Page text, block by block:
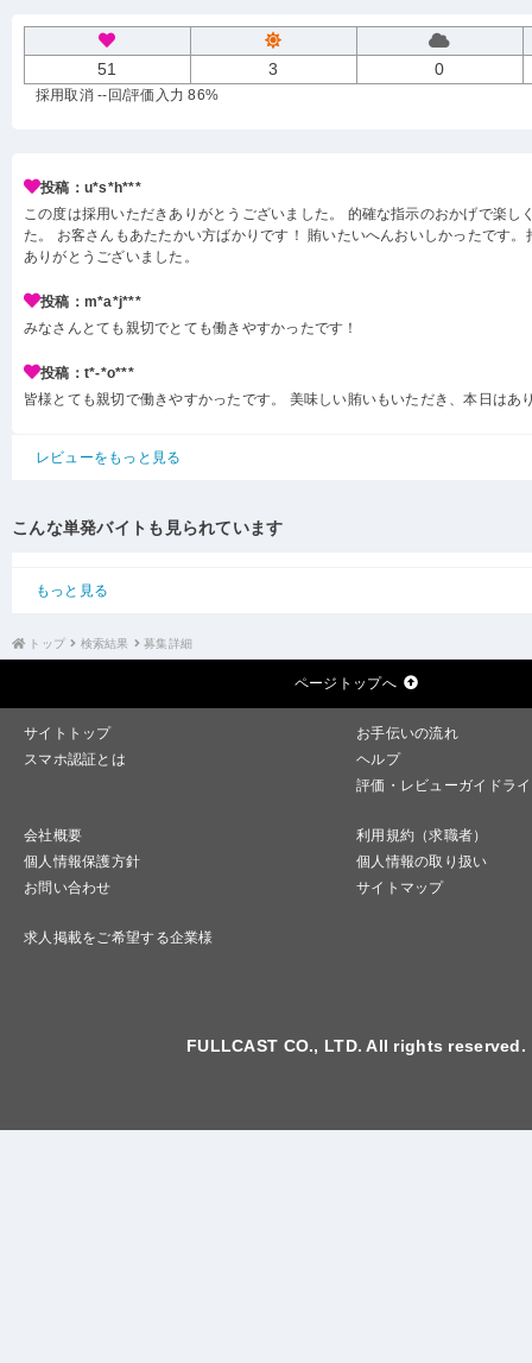
51 3 0
採用取消 --回/評価入力 86%
投稿：u*s*h***
この度は採用いただきありがとうございました。 的確な指示のおかげで楽し
た。 お客さんもあたたかい方ばかりです！ 賄いたいへんおいしかったです。
ありがとうございました。
投稿：m*a*j***
みなさんとても親切でとても働きやすかったです！
投稿：t*-*o***
皆様とても親切で働きやすかったです。 美味しい賄いもいただき、本日はあ
レビューをもっと見る
こんな単発バイトも見られています
もっと見る
トップ 検索結果 募集詳細
ページトップへ
サイトトップ
お手伝いの流れ
スマホ認証とは
ヘルプ
評価・レビューガイドラ
会社概要
利用規約（求職者）
個人情報保護方針
個人情報の取り扱い
お問い合わせ
サイトマップ
求人掲載をご希望する企業様
FULLCAST CO., LTD. All rights reserved.